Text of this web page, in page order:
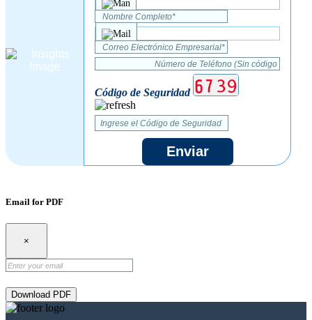
Código de Seguridad
Enviar
Email for PDF
×
Download PDF